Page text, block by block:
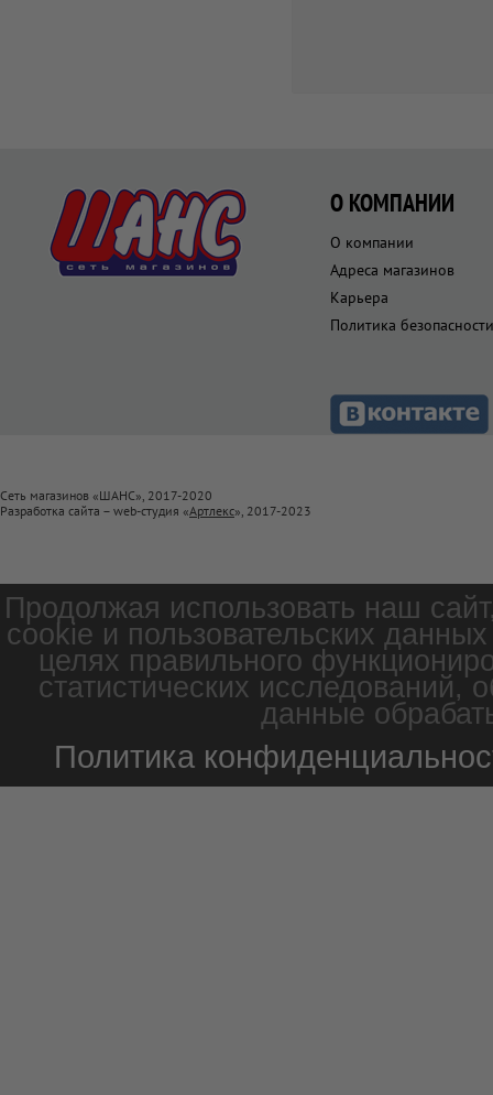
О КОМПАНИИ
О компании
Адреса магазинов
Карьера
Политика безопасности
Сеть магазинов «ШАНС», 2017-2020
Разработка сайта – web-студия «Артлекс», 2017-2023
Продолжая использовать наш
cookie и пользовательских
целях правильного
статистических
данные
Политика